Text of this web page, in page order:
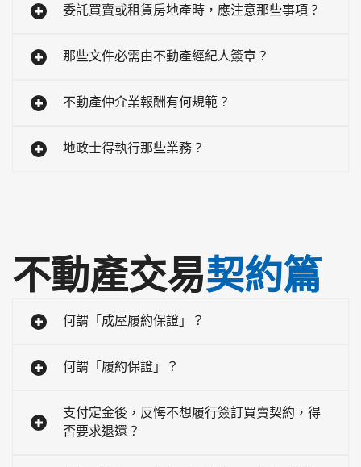
委託買賣或租賃房地產時，應注意那些事項？
那些文件必需由不動產經紀人簽章？
不動產仲介業報酬有何規範？
地政士得執行那些業務？
不動產交易契約篇
何謂「成屋履約保證」？
何謂「履約保證」？
支付定金後，反悔不想履行簽訂買賣契約，得
否要求退還？